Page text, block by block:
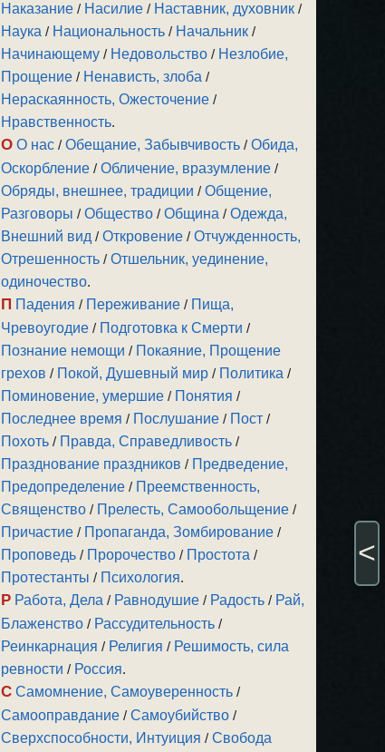
Наказание / Насилие / Наставник, духовник /
Наука / Национальность / Начальник /
Начинающему / Недовольство / Незлобие,
Прощение / Ненависть, злоба /
Нераскаянность, Ожесточение /
Нравственность.
О О нас /Обещание, Забывчивость /Обида,
Оскорбление /Обличение, вразумление /
Обряды, внешнее, традиции /Общение,
Разговоры /Общество /Община /Одежда,
Внешний вид /Откровение /Отчужденность,
Отрешенность /Отшельник, уединение,
одиночество.
П Падения / Переживание / Пища,
Чревоугодие / Подготовка к Смерти /
Познание немощи / Покаяние, Прощение
грехов / Покой, Душевный мир / Политика /
Поминовение, умершие / Понятия /
Последнее время / Послушание / Пост /
Похоть / Правда, Справедливость /
Празднование праздников / Предведение,
Предопределение / Преемственность,
Священство / Прелесть, Самообольщение /
Причастие / Пропаганда, Зомбирование /
Проповедь / Пророчество / Простота /
Протестанты / Психология.
Р Работа, Дела / Равнодушие / Радость / Рай,
Блаженство / Рассудительность /
Реинкарнация / Религия / Решимость, сила
ревности / Россия.
С Самомнение, Самоуверенность /
Самооправдание /Самоубийство /
Сверхспособности, Интуиция /Свобода
<